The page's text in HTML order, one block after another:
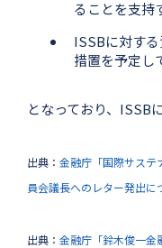
ることを支持
ISSBに対す
措置を予定し
となっており、ISSB
出典： 金融庁「国際サステ
員会議長へのレター発出に
出典： 金融庁「鈴木俊一金